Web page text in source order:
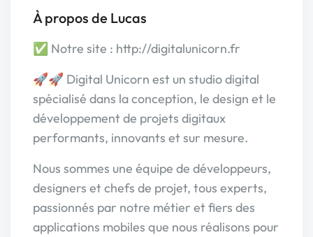
À propos de Lucas
✅ Notre site : http://digitalunicorn.fr
🚀🚀 Digital Unicorn est un studio digital
spécialisé dans la conception, le design et le
développement de projets digitaux
performants, innovants et sur mesure.
Nous sommes une équipe de développeurs,
designers et chefs de projet, tous experts,
passionnés par notre métier et fiers des
applications mobiles que nous réalisons pour